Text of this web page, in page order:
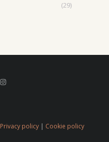
(29)
Privacy policy| Cookie policy